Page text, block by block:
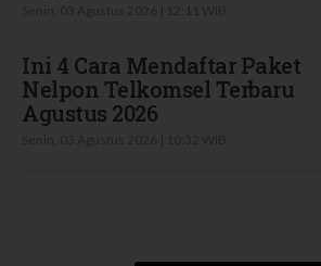
Ini 4 Cara Mendaftar Paket
Nelpon Telkomsel Terbaru
Agustus 2026